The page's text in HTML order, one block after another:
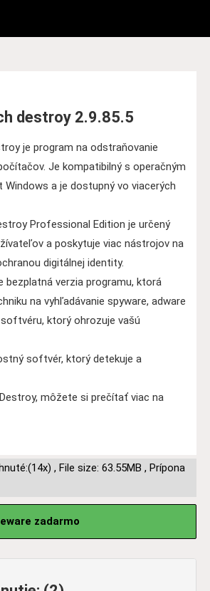
destroy 2.9.85.5
je program na odstraňovanie
Je kompatibilný s operačným
a je dostupný vo viacerých
Professional Edition je určený
a poskytuje viac nástrojov na
digitálnej identity.
bezplatná verzia programu, ktorá
na vyhľadávanie spyware, adware
ktorý ohrozuje vašú
softvér, ktorý detekuje a
môžete si prečítať viac na
, File size: 63.55MB , Prípona
zadarmo